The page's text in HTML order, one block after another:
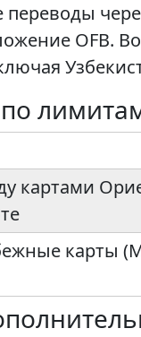
OFB.
картами
карты